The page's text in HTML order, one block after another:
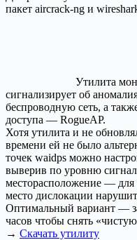
пакет aircrack-ng и
Утилита
сигнализирует об
беспроводную сеть, а
доступа — RogueAP.
Хотя утилита и не
времени ей не было
точек waidps можно
выверив по уровню
месторасположение — для
место дислокации
Оптимальный вариант —
часов чтобы снять
→ Скачать утилиту